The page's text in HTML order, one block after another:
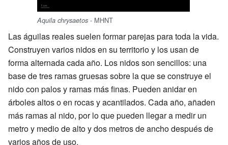
Aquila chrysaetos - MHNT
Las águilas reales suelen formar parejas para toda la vida.
Construyen varios nidos en su territorio y los usan de
forma alternada cada año. Los nidos son sencillos: una
base de tres ramas gruesas sobre la que se construye el
nido con palos y ramas más finas. Pueden anidar en
árboles altos o en rocas y acantilados. Cada año, añaden
más ramas al nido, por lo que pueden llegar a medir un
metro y medio de alto y dos metros de ancho después de
varios años de uso.